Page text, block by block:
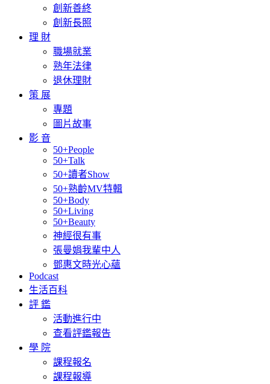
創新善終
創新長照
理 財
職場就業
熟年法律
退休理財
策 展
專題
圖片故事
影 音
50+People
50+Talk
50+讀者Show
50+熟齡MV特輯
50+Body
50+Living
50+Beauty
神經很有事
張曼娟我輩中人
鄧惠文時光心蘊
Podcast
生活百科
評 鑑
活動進行中
查看評鑑報告
學 院
課程報名
課程報導